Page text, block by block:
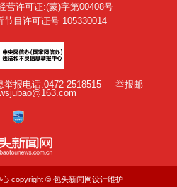
营许可证:(蒙)字第00408号
节目许可证号 105330014
报电话:0472-2518515
举报邮
copyright © 包头新闻网设计维护